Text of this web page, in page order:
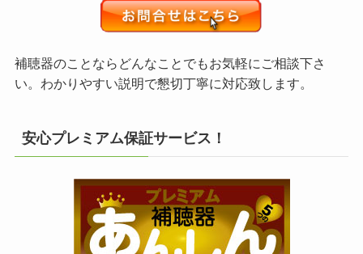
補聴器のことならどんなことでもお気軽にご相談下さ
い。わかりやすい説明で懇切丁寧に対応致します。
安心プレミアム保証サービス！